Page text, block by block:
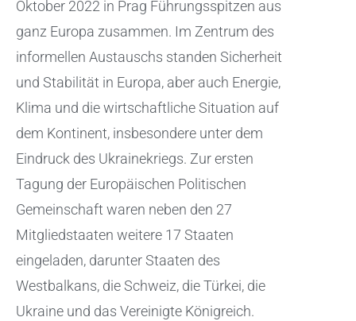
Oktober 2022 in Prag Führungsspitzen aus
ganz Europa zusammen. Im Zentrum des
informellen Austauschs standen Sicherheit
und Stabilität in Europa, aber auch Energie,
Klima und die wirtschaftliche Situation auf
dem Kontinent, insbesondere unter dem
Eindruck des Ukrainekriegs. Zur ersten
Tagung der Europäischen Politischen
Gemeinschaft waren neben den 27
Mitgliedstaaten weitere 17 Staaten
eingeladen, darunter Staaten des
Westbalkans, die Schweiz, die Türkei, die
Ukraine und das Vereinigte Königreich.